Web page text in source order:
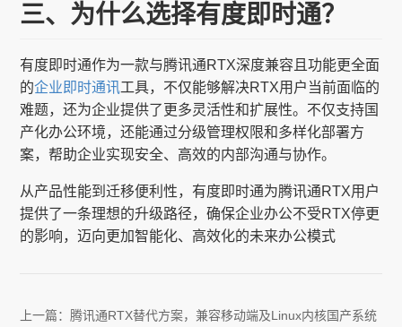
三、为什么选择有度即时通？
有度即时通作为一款与腾讯通RTX深度兼容且功能更全面
的企业即时通讯工具，不仅能够解决RTX用户当前面临的
难题，还为企业提供了更多灵活性和扩展性。不仅支持国
产化办公环境，还能通过分级管理权限和多样化部署方
案，帮助企业实现安全、高效的内部沟通与协作。
从产品性能到迁移便利性，有度即时通为腾讯通RTX用户
提供了一条理想的升级路径，确保企业办公不受RTX停更
的影响，迈向更加智能化、高效化的未来办公模式
上一篇： 腾讯通RTX替代方案，兼容移动端及Linux内核国产系统